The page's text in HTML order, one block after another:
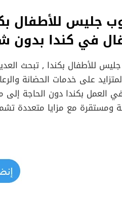
جليس للأطفال
في كندا بدون
للأطفال بكندا , تبحث
على خدمات الحضانة
العمل بكندا دون الحاجة
ومستقرة مع مزايا متعددة